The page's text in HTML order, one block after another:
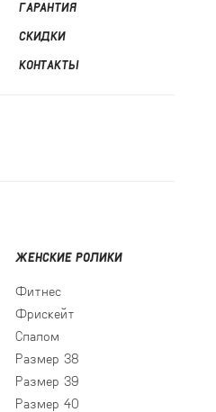
ГАРАНТИЯ
СКИДКИ
КОНТАКТЫ
ЖЕНСКИЕ РОЛИКИ
Фитнес
Фрискейт
Слалом
Размер 38
Размер 39
Размер 40